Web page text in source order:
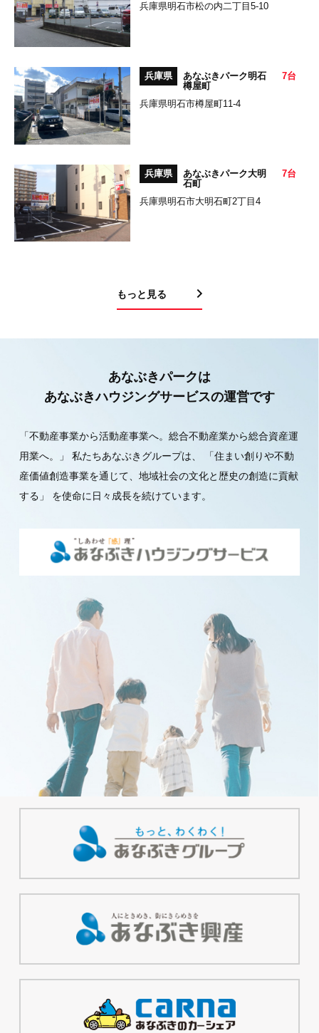
兵庫県明石市松の内二丁目5-10
兵庫県
あなぶきパーク明石
樽屋町
7台
兵庫県明石市樽屋町11-4
兵庫県
あなぶきパーク大明
石町
7台
兵庫県明石市大明石町2丁目4
もっと見る
あなぶきパークは
あなぶきハウジングサービスの運営です
「不動産事業から活動産事業へ。総合不動産業から総合資産運
用業へ。」
私たちあなぶきグループは、
「住まい創りや不動
産価値創造事業を通じて、地域社会の文化と歴史の創造に貢献
する」
を使命に日々成長を続けています。